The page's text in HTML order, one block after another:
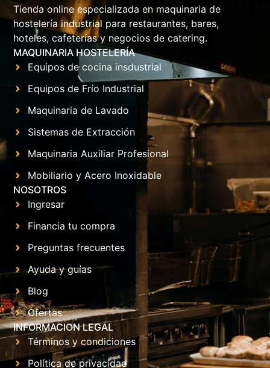
Tienda online especializada en maquinaria de
hostelería industrial para restaurantes, bares,
hoteles, cafeterías y negocios de catering.
MAQUINARIA HOSTELERÍA
Equipos de cocina insdustrial
Equipos de Frío Industrial
Maquinaria de Lavado
Sistemas de Extracción
Maquinaria Auxiliar Profesional
Mobiliario y Acero Inoxidable
NOSOTROS
Ingresar
Financia tu compra
Preguntas frecuentes
Ayuda y guías
Blog
Ofertas
INFORMACION LEGAL
Términos y condiciones
Política de privacidad